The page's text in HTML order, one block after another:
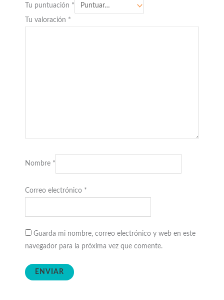
Tu puntuación *
Tu valoración *
Nombre *
Correo electrónico *
Guarda mi nombre, correo electrónico y web en este
navegador para la próxima vez que comente.